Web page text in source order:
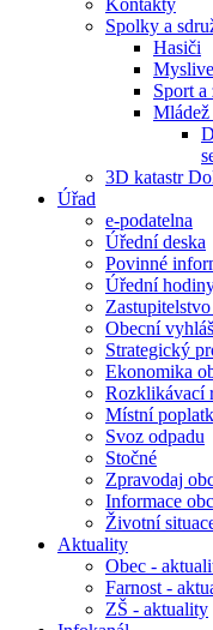
Kontakty
Spolky a
Hasiči
Sport a
3D katastr
Úřad
e-podatelna
Úřední deska
Povinné
Úřední
Obecní
Strategický
Ekonomika
Rozklikávací
Místní
Svoz odpadu
Stočné
Zpravodaj
Informace
Životní
Aktuality
Obec -
Farnost -
ZŠ - aktuality